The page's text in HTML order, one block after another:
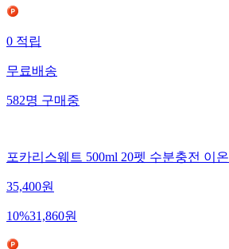
0 적립
무료배송
582명 구매중
포카리스웨트 500ml 20펫 수분충전 이
35,400원
10%31,860원